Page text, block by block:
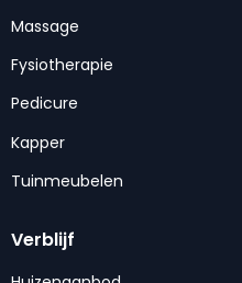
Massage
Fysiotherapie
Pedicure
Kapper
Tuinmeubelen
Verblijf